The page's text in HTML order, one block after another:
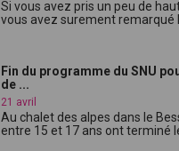
Si vous avez pris un peu de
vous avez surement remarqué
Fin du programme du SNU
de ...
21 avril
Au chalet des alpes dans le
entre 15 et 17 ans ont terminé